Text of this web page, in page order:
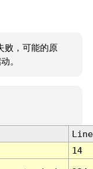
败，可能的原
。
Line
14